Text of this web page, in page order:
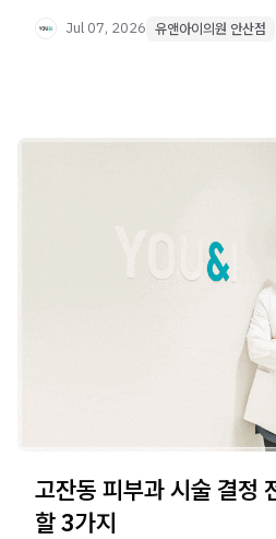
Jul 07, 2026 유앤아이의원 안산점
고잔동 피부과 시술 결정
할 3가지